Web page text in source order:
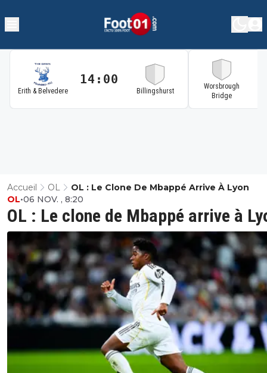
Erith & Belvedere
14:00
Billingshurst
Worsbrough
Bridge
Accueil OL OL : Le Clone De Mbappé Arrive À Lyon
OL : Le clone de Mbappé arrive à
OL•06 NOV. , 8:20